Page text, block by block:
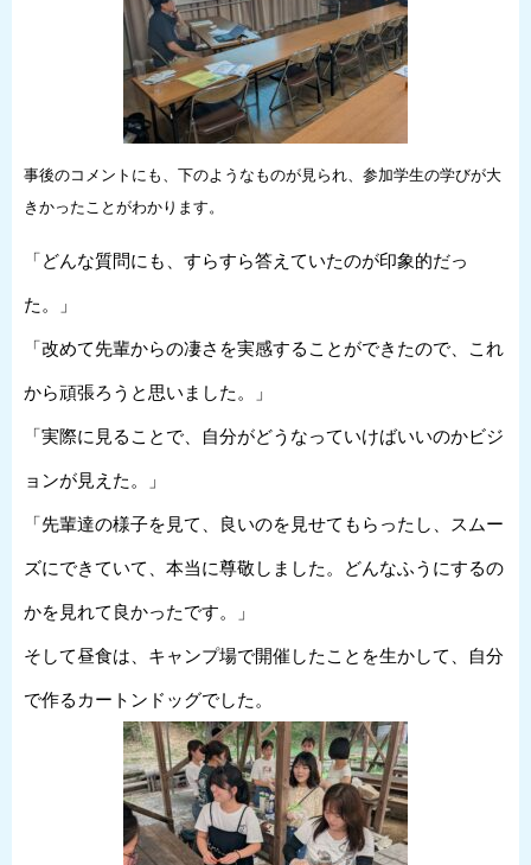
事後のコメントにも、下のようなものが見られ、参加学生の学びが大
きかったことがわかります。
「どんな質問にも、すらすら答えていたのが印象的だっ
た。」
「改めて先輩からの凄さを実感することができたので、これ
から頑張ろうと思いました。」
「実際に見ることで、自分がどうなっていけばいいのかビジ
ョンが見えた。」
「先輩達の様子を見て、良いのを見せてもらったし、スムー
ズにできていて、本当に尊敬しました。どんなふうにするの
かを見れて良かったです。」
そして昼食は、キャンプ場で開催したことを生かして、自分
で作るカートンドッグでした。